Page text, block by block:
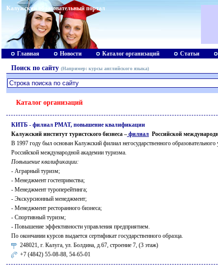
Калужский образовательный портал
Главная Новости Каталог организаций Статьи
Поиск по сайту (Например: курсы английского языка)
Каталог организаций
КИТБ - филиал РМАТ, повышение квалификации
Калужский институт туристского бизнеса – филиал Российской
В 1997 году был основан Калужский филиал негосударственного
Российской международной академии туризма.
Повышение квалификации:
- Аграрный туризм;
- Менеджмент гостепримства;
- Менеджмент туроперейтинга;
- Экскурсионный менеджмент;
- Менеджмент ресторанного бизнеса;
- Спортивный туризм;
- Повышение эффективности управления предприятием.
По окончании курсов выдается сертификат государственного образца.
248021, г. Калуга, ул. Болдина, д.67, строение 7, (3 этаж)
+7 (4842) 55-08-88, 54-65-01